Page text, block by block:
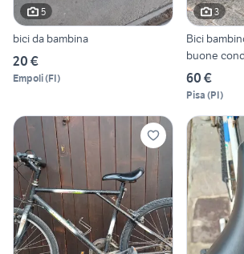
5
bici da bambina
20 €
Empoli(FI)
3
Bici
buone
60 €
Pisa (PI)